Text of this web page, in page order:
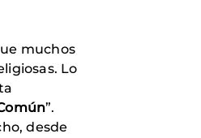
muchos
Lo
”.
desde